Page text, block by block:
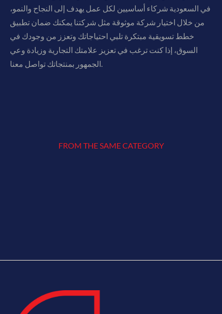
في السعودية شركاء أساسيين لكل عمل يهدف إلى النجاح والنمو،
من خلال اختيار شركة موثوقة مثل شركتنا يمكنك ضمان تطبيق
خطط تسويقية مبتكرة تلبي احتياجاتك وتعزز من وجودك في
السوق، إذا كنت ترغب في تعزيز علامتك التجارية وزيادة وعي
الجمهور بمنتجاتك تواصل معنا.
FROM THE SAME CATEGORY